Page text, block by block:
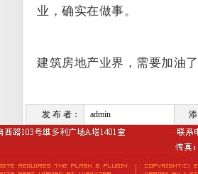
业，确实在做事。
建筑房地产业界，需要加油
发 布 者： admin